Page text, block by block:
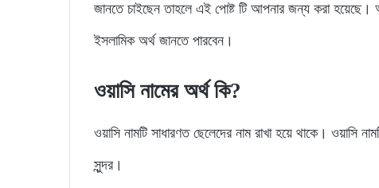
জানতে চাইছেন তাহলে এই পোষ্ট টি আপনার জন্য করা
ইসলামিক অর্থ জানতে পারবেন।
ওয়াসি নামের অর্থ কি?
ওয়াসি নামটি সাধারণত ছেলেদের নাম রাখা হয়ে থাকে। ওয়াসি
সুন্দর।